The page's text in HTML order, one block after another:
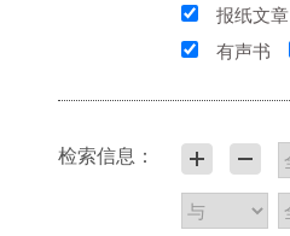
报纸文章
有声书
检索信息：